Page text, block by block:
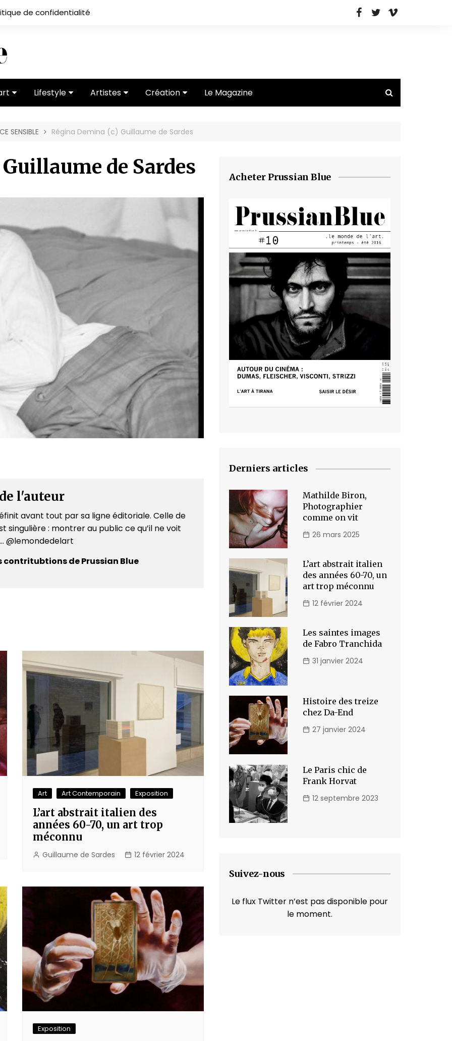
de confidentialité
Lifestyle
Mode
Artistes
Entretiens
Critiques
Création
Vidéos
Le Magazine
SENSIBLE Régina Demina (c) Guillaume de Sardes
de Sardes
l'auteur
avant tout par sa ligne éditoriale. Celle de
singulière : montrer au public ce qu’il ne voit
@lemondedelart
contritubtions de Prussian Blue
Art Art Contemporain Exposition
L’art abstrait italien des
années 60-70, un art trop
méconnu
Guillaume de Sardes 12 février 2024
Exposition
Acheter Prussian Blue
Derniers articles
Mathilde Biron,
Photographier
comme on vit
26 mars 2025
L’art abstrait italien
des années 60-70, un
art trop méconnu
12 février 2024
Les saintes images
de Fabro Tranchida
31 janvier 2024
Histoire des treize
chez Da-End
27 janvier 2024
Le Paris chic de
Frank Horvat
12 septembre 2023
Suivez-nous
Le flux Twitter n’est pas disponible pour
le moment.